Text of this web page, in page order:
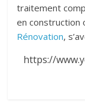
traitement
en construction
Rénovation,
https://